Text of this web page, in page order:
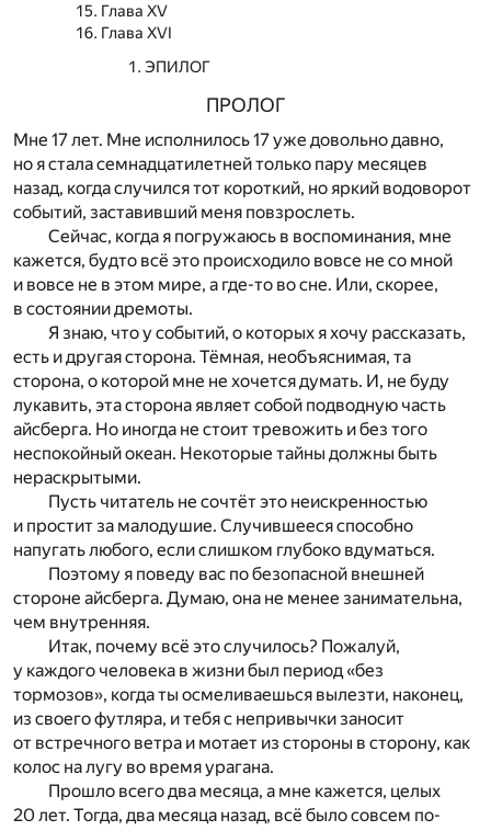
Глава XV
Глава XVI
ЭПИЛОГ
ПРОЛОГ
Мне 17 лет. Мне исполнилось 17 уже довольно давно,
но я стала семнадцатилетней только пару месяцев
назад, когда случился тот короткий, но яркий водоворот
событий, заставивший меня повзрослеть.
Сейчас, когда я погружаюсь в воспоминания, мне
кажется, будто всё это происходило вовсе не со мной
и вовсе не в этом мире, а где-то во сне. Или, скорее,
в состоянии дремоты.
Я знаю, что у событий, о которых я хочу рассказать,
есть и другая сторона. Тёмная, необъяснимая, та
сторона, о которой мне не хочется думать. И, не буду
лукавить, эта сторона являет собой подводную часть
айсберга. Но иногда не стоит тревожить и без того
неспокойный океан. Некоторые тайны должны быть
нераскрытыми.
Пусть читатель не сочтёт это неискренностью
и простит за малодушие. Случившееся способно
напугать любого, если слишком глубоко вдуматься.
Поэтому я поведу вас по безопасной внешней
стороне айсберга. Думаю, она не менее занимательна,
чем внутренняя.
Итак, почему всё это случилось? Пожалуй,
у каждого человека в жизни был период «без
тормозов», когда ты осмеливаешься вылезти, наконец,
из своего футляра, и тебя с непривычки заносит
от встречного ветра и мотает из стороны в сторону, как
колос на лугу во время урагана.
Прошло всего два месяца, а мне кажется, целых
20 лет. Тогда, два месяца назад, всё было совсем по-